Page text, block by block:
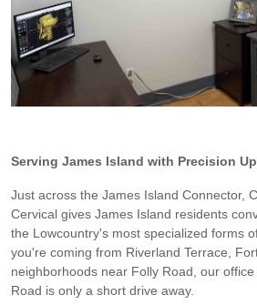
Serving James Island with Precision
Just across the James Island Connector,
Cervical gives James Island residents
the Lowcountry's most specialized forms
you're coming from Riverland Terrace,
neighborhoods near Folly Road, our
Road is only a short drive away.